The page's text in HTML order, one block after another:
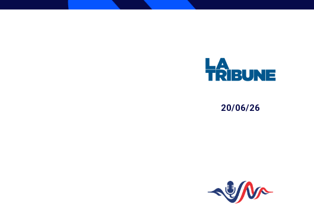
20/06/26